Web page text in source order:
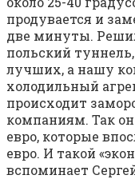
продувается и
две минуты.
польский
лучших, а нашу
холодильный
происходит
компаниям. Так
евро, которые
евро. И такой
вспоминает